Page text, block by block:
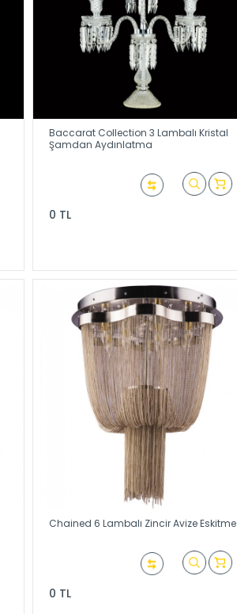
Baccarat Collection 3 Lambalı Kristal
Şamdan Aydınlatma
0 TL
Chained 6 Lambalı Zincir Avize Eskitme
0 TL